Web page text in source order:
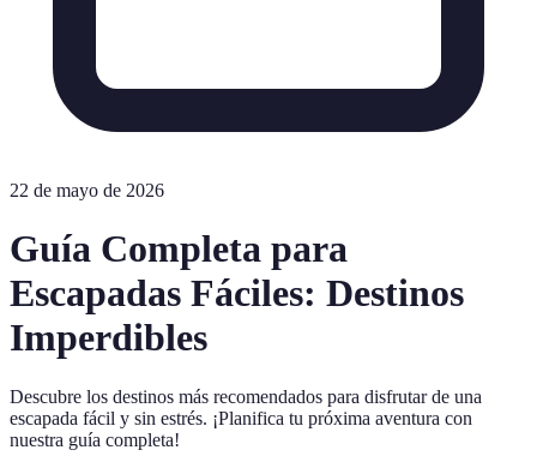
22 de mayo de 2026
Guía Completa para
Escapadas Fáciles: Destinos
Imperdibles
Descubre los destinos más recomendados para disfrutar de una
escapada fácil y sin estrés. ¡Planifica tu próxima aventura con
nuestra guía completa!